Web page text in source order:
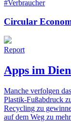
#Verbraucher
Circular
Report
Apps im
Manche verfolgen
Plastik-Fußabdruck
Recycling zu
auf dem Weg zu